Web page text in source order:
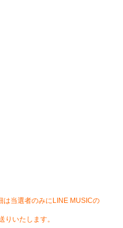
当選者のみにLINE MUSICの
りいたします。